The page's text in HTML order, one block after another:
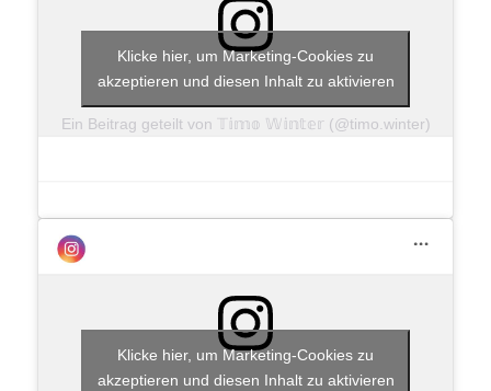
Ein Beitrag geteilt von 𝕋𝕚𝕞𝕠 𝕎𝕚𝕟𝕥𝕖𝕣 (@timo.winter)
Klicke hier, um Marketing-Cookies zu
akzeptieren und diesen Inhalt zu aktivieren
Klicke hier, um Marketing-Cookies zu
akzeptieren und diesen Inhalt zu aktivieren